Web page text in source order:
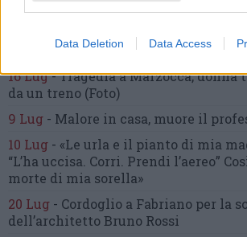
Data Deletion Data Access
2 Ago-Fermato col taser,muore in
Indagini in corso per
16 Lug-Tragedia a Marzocca,donna
da un treno (Foto)
9 Lug - Malore in casa, muore il
10 Lug - «Le urla e il pianto di mia
“L’ha uccisa. Corri. Prendi l’aereo”
morte di mia sorella»
20 Lug - Cordoglio a Fabriano per la
dell’architetto Bruno Rossi